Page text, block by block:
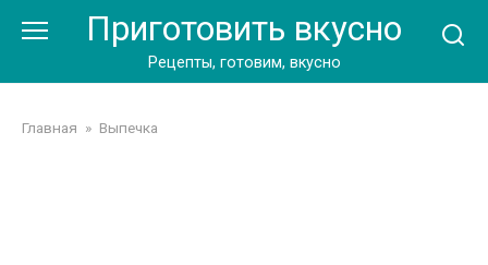
Приготовить вкусно
Рецепты, готовим, вкусно
Главная » Выпечка